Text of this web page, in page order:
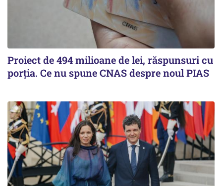
Proiect de 494 milioane de lei, răspunsuri cu
porția. Ce nu spune CNAS despre noul PIAS